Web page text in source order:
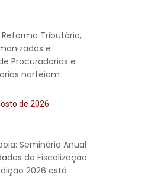
Reforma Tributária,
e
Procuradorias e
norteiam
de 2026
Seminário Anual
de Fiscalização
2026 está